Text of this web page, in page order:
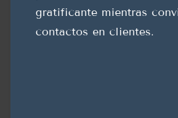
gratificante mientras
contactos en clientes.